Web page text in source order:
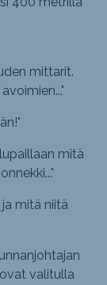
mittarit.
"
"
mitä
"
mitä niitä
valitulla